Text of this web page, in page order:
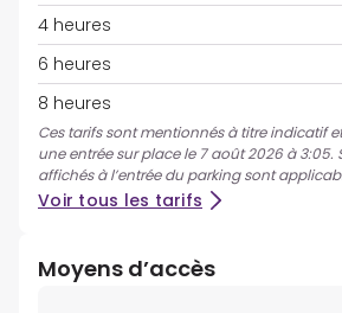
4 heures
6 heures
8 heures
Ces tarifs sont mentionnés à titre indicatif
une entrée sur place le 7 août 2026 à 3:05.
affichés à l’entrée du parking sont
Voir tous les tarifs
Moyens d’accès